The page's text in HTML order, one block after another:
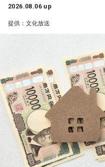
初めて1分間の黙祷という
ということです。
今、阪神淡路大震災の1月
から8月は6日と9日の二つ
いうものがあります。
一般にprayer（祈り）は、
方々の魂のために祈るとい
その1分間の黙祷で、誰が
がないんですね」
武田「そうですね」
なかったようです」
武田砂鉄「はい」
キャンベル「8時15分に1分
の、日本や世界における歴
には独自のあり方というも
私たちは『1分』という時
すけれども、世界では、例
『Moment of Silence』と
決められていないんです。
ことですし、その『
2026.08.06 up
提供：文化放送